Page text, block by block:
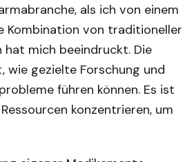
als ich von einem
Kombination von traditioneller
mich beeindruckt. Die
wie gezielte Forschung und
führen können. Es ist
konzentrieren, um